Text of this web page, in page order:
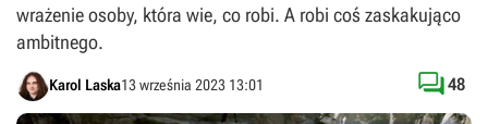
wrażenie osoby, która wie, co robi. A robi coś zaskakująco
ambitnego.
Karol Laska13 września 2023 13:01 48